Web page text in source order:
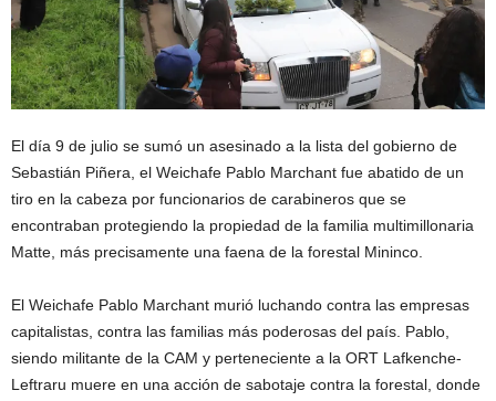
El día 9 de julio se sumó un asesinado a la lista del gobierno de
Sebastián Piñera, el Weichafe Pablo Marchant fue abatido de un
tiro en la cabeza por funcionarios de carabineros que se
encontraban protegiendo la propiedad de la familia multimillonaria
Matte, más precisamente una faena de la forestal Mininco.
El Weichafe Pablo Marchant murió luchando contra las empresas
capitalistas, contra las familias más poderosas del país. Pablo,
siendo militante de la CAM y perteneciente a la ORT Lafkenche-
Leftraru muere en una acción de sabotaje contra la forestal, donde